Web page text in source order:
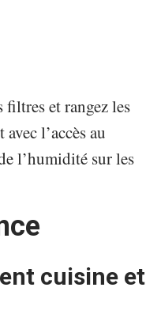
filtres et rangez les
l’accès au
l’humidité sur les
cuisine et